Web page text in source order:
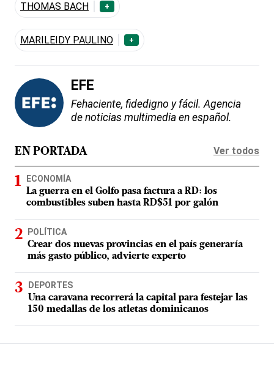
THOMAS BACH +
MARILEIDY PAULINO +
EFE
Fehaciente, fidedigno y fácil. Agencia
de noticias multimedia en español.
EN PORTADA Ver todos
ECONOMÍA
La guerra en el Golfo pasa factura a RD: los
combustibles suben hasta RD$51 por galón
POLÍTICA
Crear dos nuevas provincias en el país generaría
más gasto público, advierte experto
DEPORTES
Una caravana recorrerá la capital para festejar las
150 medallas de los atletas dominicanos